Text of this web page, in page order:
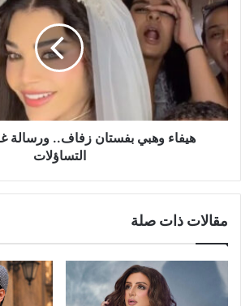
بفستان
زفاف..
ورسالة
غامضة
تفتح
باب
التساؤلات
هيفاء وهبي بفستان زفاف.. ورسالة
التساؤلات
مقالات ذات صلة